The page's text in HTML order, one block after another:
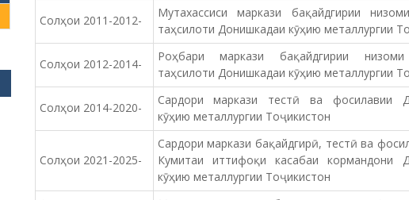
Солҳои 2011-2012-
Мутахассиси маркази бақайдгирии
таҳсилоти Донишкадаи кӯҳию металлургии
Солҳои 2012-2014-
Роҳбари маркази бақайдгирии низоми
таҳсилоти Донишкадаи кӯҳию металлургии
Солҳои 2014-2020-
Сардори маркази тестӣ ва фосилавии
кӯҳию металлургии Тоҷикистон
Солҳои 2021-2025-
Сардори маркази бақайдгирӣ, тестӣ ва
Кумитаи иттифоқи касабаи кормандони
кӯҳию металлургии Тоҷикистон